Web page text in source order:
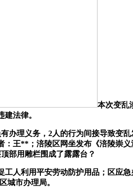
本次变乱
法律。
理义务，2人的行为间接导致变
王**；涪陵区网坐发布《涪陵崇
部用雕栏围成了露露台？
人利用平安劳动防护用品；区应
城市办理局。